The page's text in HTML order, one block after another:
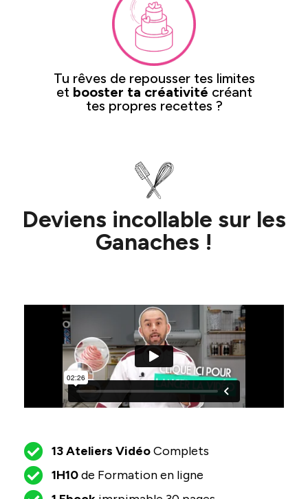
Tu rêves de repousser tes limites
et booster ta créativité créant
tes propres recettes ?
Deviens incollable sur les
Ganaches !
13 Ateliers VidéoComplets
1H10de Formation en ligne